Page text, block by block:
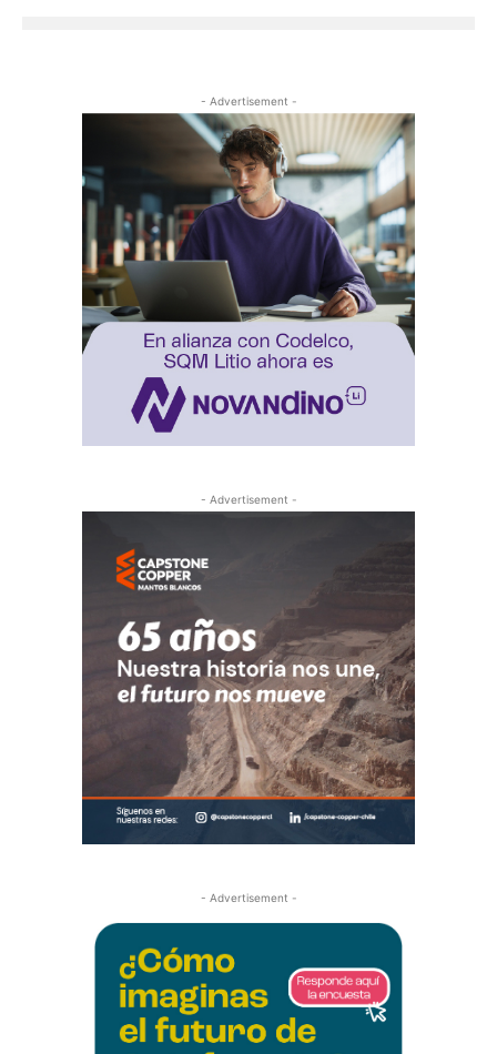
- Advertisement -
- Advertisement -
- Advertisement -